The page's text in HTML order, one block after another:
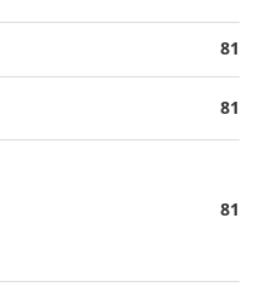
81
81
81